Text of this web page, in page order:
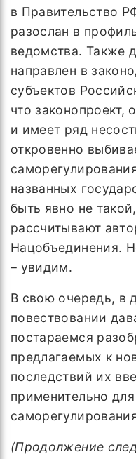
в Правительство
разослан в
ведомства. Также
направлен в
субъектов
что законопроект,
и имеет ряд
откровенно
названных
быть явно не
рассчитывают
Нацобъединения.
– увидим.
В свою очередь, в
повествовании
постараемся
предлагаемых к
последствий их
применительно
(Продолжение